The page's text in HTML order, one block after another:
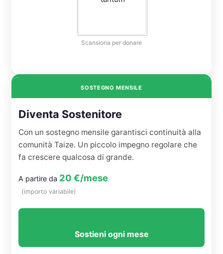
Scansiona per donare
SOSTEGNO MENSILE
Diventa Sostenitore
Con un sostegno mensile garantisci continuità alla
comunità Taize. Un piccolo impegno regolare che
fa crescere qualcosa di grande.
A partire da 20 €/mese
(importo variabile)
Sostieni ogni mese